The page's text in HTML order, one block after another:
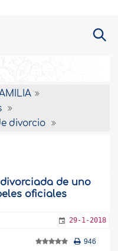
divorcio
de uno
oficiales
29-1-2018
946